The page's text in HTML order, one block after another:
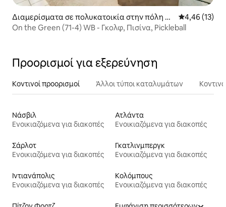
Διαμερίσματα σε πολυκατοικία στην πόλη Br
onston
Μέση
4,46 (13)
On the Green (71-4) WB - Γκολφ, Πισίνα, Pickleball
Προορισμοί για εξερεύνηση
Κοντινοί προορισμοί Άλλοι τύποι καταλυμάτων
Νάσβιλ
Ενοικιαζόμενα για διακοπές
Ατλάντα
Ενοικιαζόμενα για διακοπές
Σάρλοτ
Ενοικιαζόμενα για διακοπές
Γκατλινμπεργκ
Ενοικιαζόμενα για διακοπές
Ιντιανάπολις
Ενοικιαζόμενα για διακοπές
Κολόμπους
Ενοικιαζόμενα για διακοπές